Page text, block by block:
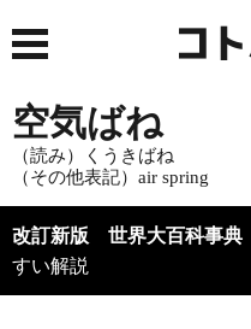
空気ばね
（読み）くうきばね
（その他表記）air spring
改訂新版 世界大百科事典
すい解説